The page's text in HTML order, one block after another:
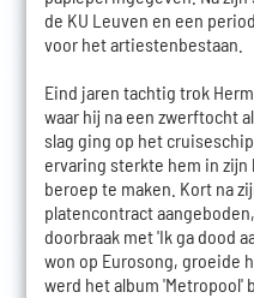
de KU Leuven en een
voor het artiestenbestaan.
Eind jaren tachtig trok
waar hij na een zwerftocht
slag ging op het
ervaring sterkte hem in zijn
beroep te maken. Kort na
platencontract
doorbraak met 'Ik ga dood
won op Eurosong, groeide
werd het album 'Metropool'